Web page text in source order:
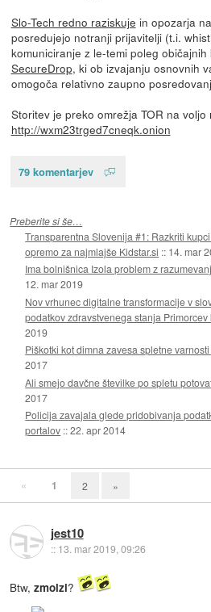
Slo-Tech redno raziskuje in opozarja
posredujejo notranji prijavitelji (t.i.
komuniciranje z le-temi poleg
SecureDrop, ki ob izvajanju osnovnih
omogoča relativno zaupno
Storitev je preko omrežja TOR na voljo
http://wxm23trged7cneqk.onion
79 komentarjev
Preberite si še…
Transparentna Slovenija #1: Razkriti
opremo za najmlajše Kidstar.si :: 14. mar
Ima bolnišnica Izola problem z
12. mar 2019
Nov vrhunec digitalne transformacije v
podatkov zdravstvenega stanja
2019
Piškotki kot dimna zavesa spletne
2017
Ali smejo davčne številke po spletu
2017
Policija zavajala glede pridobivanja
portalov ::22. apr 2014
« 1 2 »
jest10
:: 13. mar 2019, 09:26
Btw,zmolzi?